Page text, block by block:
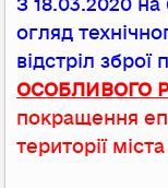
З 18.03.2020
огляд
відстріл зброї
ОСОБЛИВОГО
покращення
території